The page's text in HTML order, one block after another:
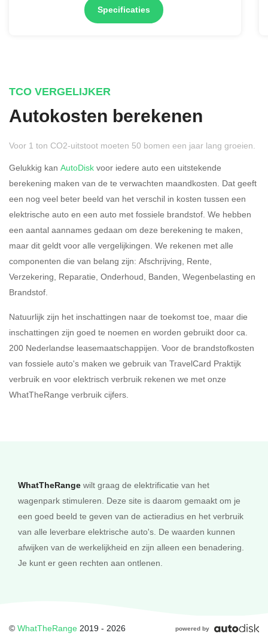
Specificaties
Rijdt u meer dan 500
kilometer privé?
Ja Nee
Belastingspercentage
37,07% (Belastbaar tot €
69.398,-)
Eigen bijdrage
TCO VERGELIJKER
Autokosten berekenen
Voor 1 ton CO2-uitstoot moeten 50 bomen een jaar lang groeien.
Gelukkig kan AutoDisk voor iedere auto een uitstekende
berekening maken van de te verwachten maandkosten. Dat geeft
een nog veel beter beeld van het verschil in kosten tussen een
elektrische auto en een auto met fossiele brandstof. We hebben
een aantal aannames gedaan om deze berekening te maken,
maar dit geldt voor alle vergelijkingen. We rekenen met alle
componenten die van belang zijn: Afschrijving, Rente,
Verzekering, Reparatie, Onderhoud, Banden, Wegenbelasting en
Brandstof.
Natuurlijk zijn het inschattingen naar de toekomst toe, maar die
inschattingen zijn goed te noemen en worden gebruikt door ca.
200 Nederlandse leasemaatschappijen. Voor de brandstofkosten
van fossiele auto's maken we gebruik van TravelCard Praktijk
verbruik en voor elektrisch verbruik rekenen we met onze
WhatTheRange verbruik cijfers.
WhatTheRange wilt graag de elektrificatie van het
wagenpark stimuleren. Deze site is daarom gemaakt om je
een goed beeld te geven van de actieradius en het verbruik
van alle leverbare elektrische auto's. De waarden kunnen
afwijken van de werkelijkheid en zijn alleen een benadering.
Je kunt er geen rechten aan ontlenen.
© WhatTheRange 2019 - 2026 powered by